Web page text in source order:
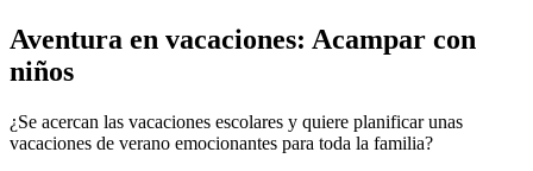
Aventura en vacaciones: Acampar con
niños
¿Se acercan las vacaciones escolares y quiere planificar unas
vacaciones de verano emocionantes para toda la familia?